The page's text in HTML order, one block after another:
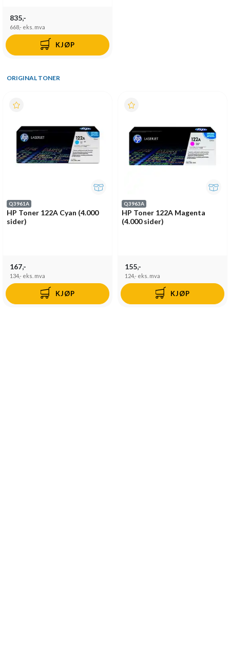
835,-
668,- eks. mva
KJØP
ORIGINAL TONER
Q3961A
HP Toner 122A Cyan (4.000
sider)
167,-
134,- eks. mva
KJØP
Q3963A
HP Toner 122A Magenta
(4.000 sider)
155,-
124,- eks. mva
KJØP